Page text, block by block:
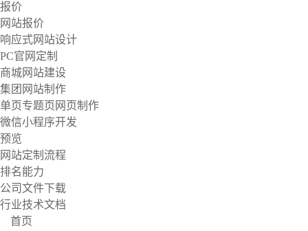
报价
网站报价
响应式网站设计
PC官网定制
商城网站建设
集团网站制作
单页专题页网页制作
微信小程序开发
预览
网站定制流程
排名能力
公司文件下载
行业技术文档
首页